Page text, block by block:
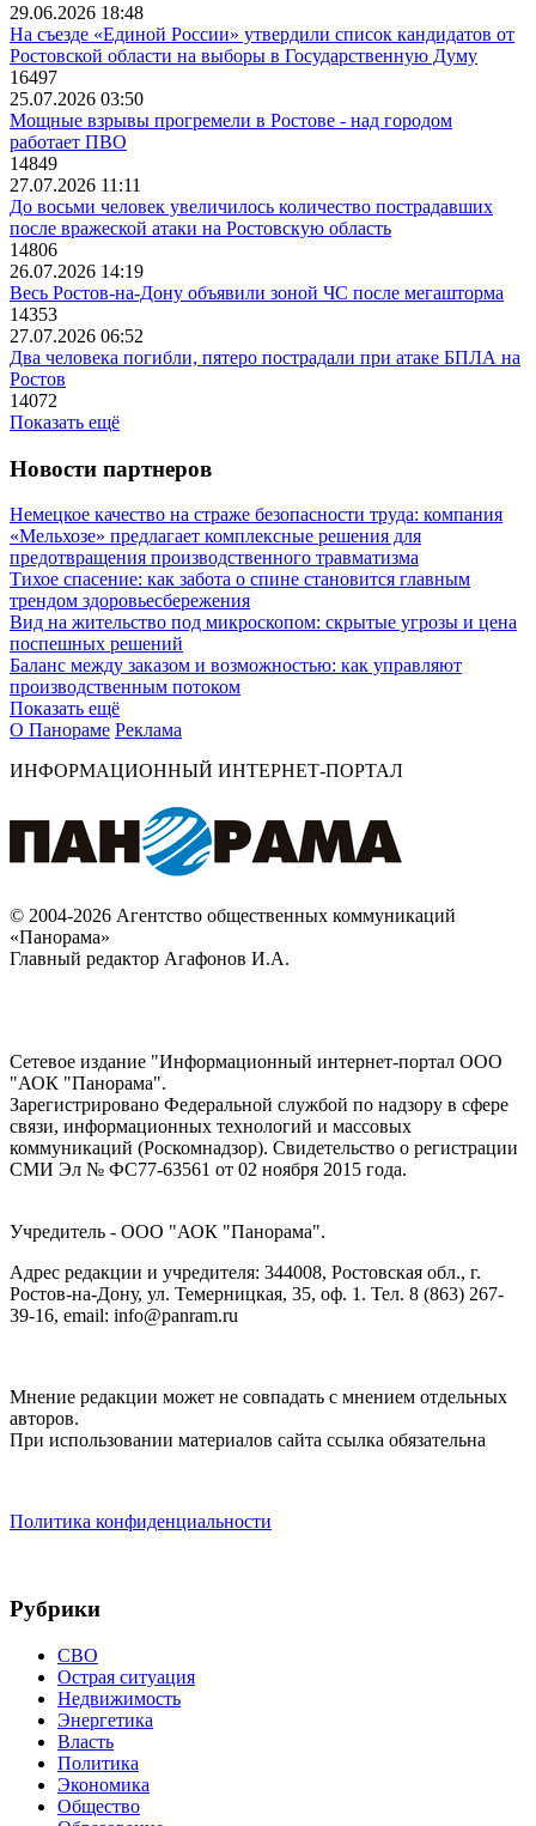
29.06.2026 18:48
На съезде «Единой России» утвердили список кандидатов от
Ростовской области на выборы в Государственную Думу
16497
25.07.2026 03:50
Мощные взрывы прогремели в Ростове - над городом
работает ПВО
14849
27.07.2026 11:11
До восьми человек увеличилось количество пострадавших
после вражеской атаки на Ростовскую область
14806
26.07.2026 14:19
Весь Ростов-на-Дону объявили зоной ЧС после мегашторма
14353
27.07.2026 06:52
Два человека погибли, пятеро пострадали при атаке БПЛА на
Ростов
14072
Показать ещё
Новости партнеров
Немецкое качество на страже безопасности труда: компания
«Мельхозе» предлагает комплексные решения для
предотвращения производственного травматизма
Тихое спасение: как забота о спине становится главным
трендом здоровьесбережения
Вид на жительство под микроскопом: скрытые угрозы и цена
поспешных решений
Баланс между заказом и возможностью: как управляют
производственным потоком
Показать ещё
О Панораме Реклама
ИНФОРМАЦИОННЫЙ ИНТЕРНЕТ-ПОРТАЛ
© 2004-2026 Агентство общественных коммуникаций
«Панорама»
Главный редактор Агафонов И.А.
Сетевое издание "Информационный интернет-портал ООО
"АОК "Панорама".
Зарегистрировано Федеральной службой по надзору в сфере
связи, информационных технологий и массовых
коммуникаций (Роскомнадзор). Cвидетельство о регистрации
СМИ Эл № ФС77-63561 от 02 ноября 2015 года.
Учредитель - ООО "АОК "Панорама".
Адрес редакции и учредителя: 344008, Ростовская обл., г.
Ростов-на-Дону, ул. Темерницкая, 35, оф. 1. Тел. 8 (863) 267-
39-16, email: info@panram.ru
Мнение редакции может не совпадать с мнением отдельных
авторов.
При использовании материалов сайта ссылка обязательна
Политика конфиденциальности
Рубрики
СВО
Острая ситуация
Недвижимость
Энергетика
Власть
Политика
Экономика
Общество